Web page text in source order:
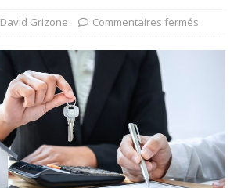
David Grizone Commentaires fermés